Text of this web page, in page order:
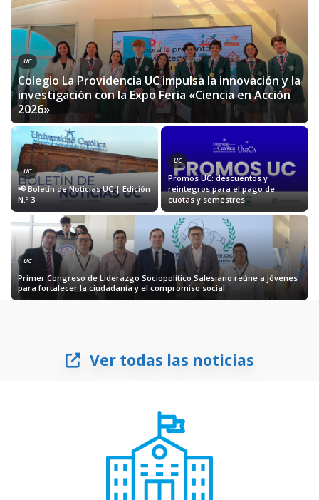
UC
Colegio La Providencia UC impulsa la innovación y la
investigación con la Expo Feria «Ciencia en Acción
2026»
UC
📢 Boletín de Noticias UC | Edición
N.º 3
UC
Promos UC: descuentos y
reintegros para el pago de
cuotas y semestres
UC
Primer Congreso de Liderazgo Sociopolítico Salesiano reúne a jóvenes
para fortalecer la ciudadanía y el compromiso social
Ver todas las noticias